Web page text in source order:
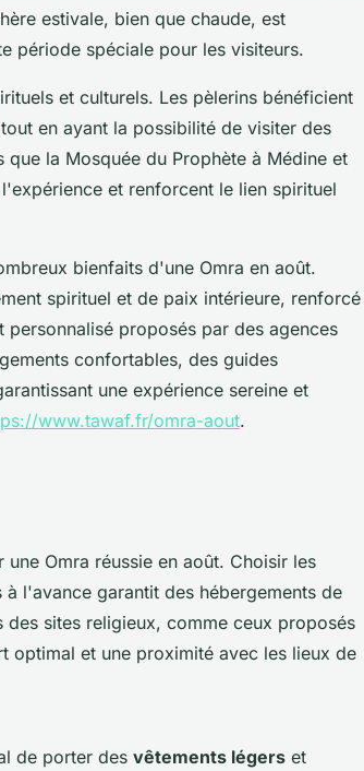
estivale, bien que chaude, est
période spéciale pour les visiteurs.
et culturels. Les pèlerins bénéficient
en ayant la possibilité de visiter des
la Mosquée du Prophète à Médine et
et renforcent le lien spirituel
bienfaits d'une Omra en août.
spirituel et de paix intérieure, renforcé
proposés par des agences
confortables, des guides
une expérience sereine et
www.tawaf.fr/omra-aout.
une Omra réussie en août. Choisir les
l'avance garantit des hébergements de
sites religieux, comme ceux proposés
optimal et une proximité avec les lieux de
de porter des vêtements légers et